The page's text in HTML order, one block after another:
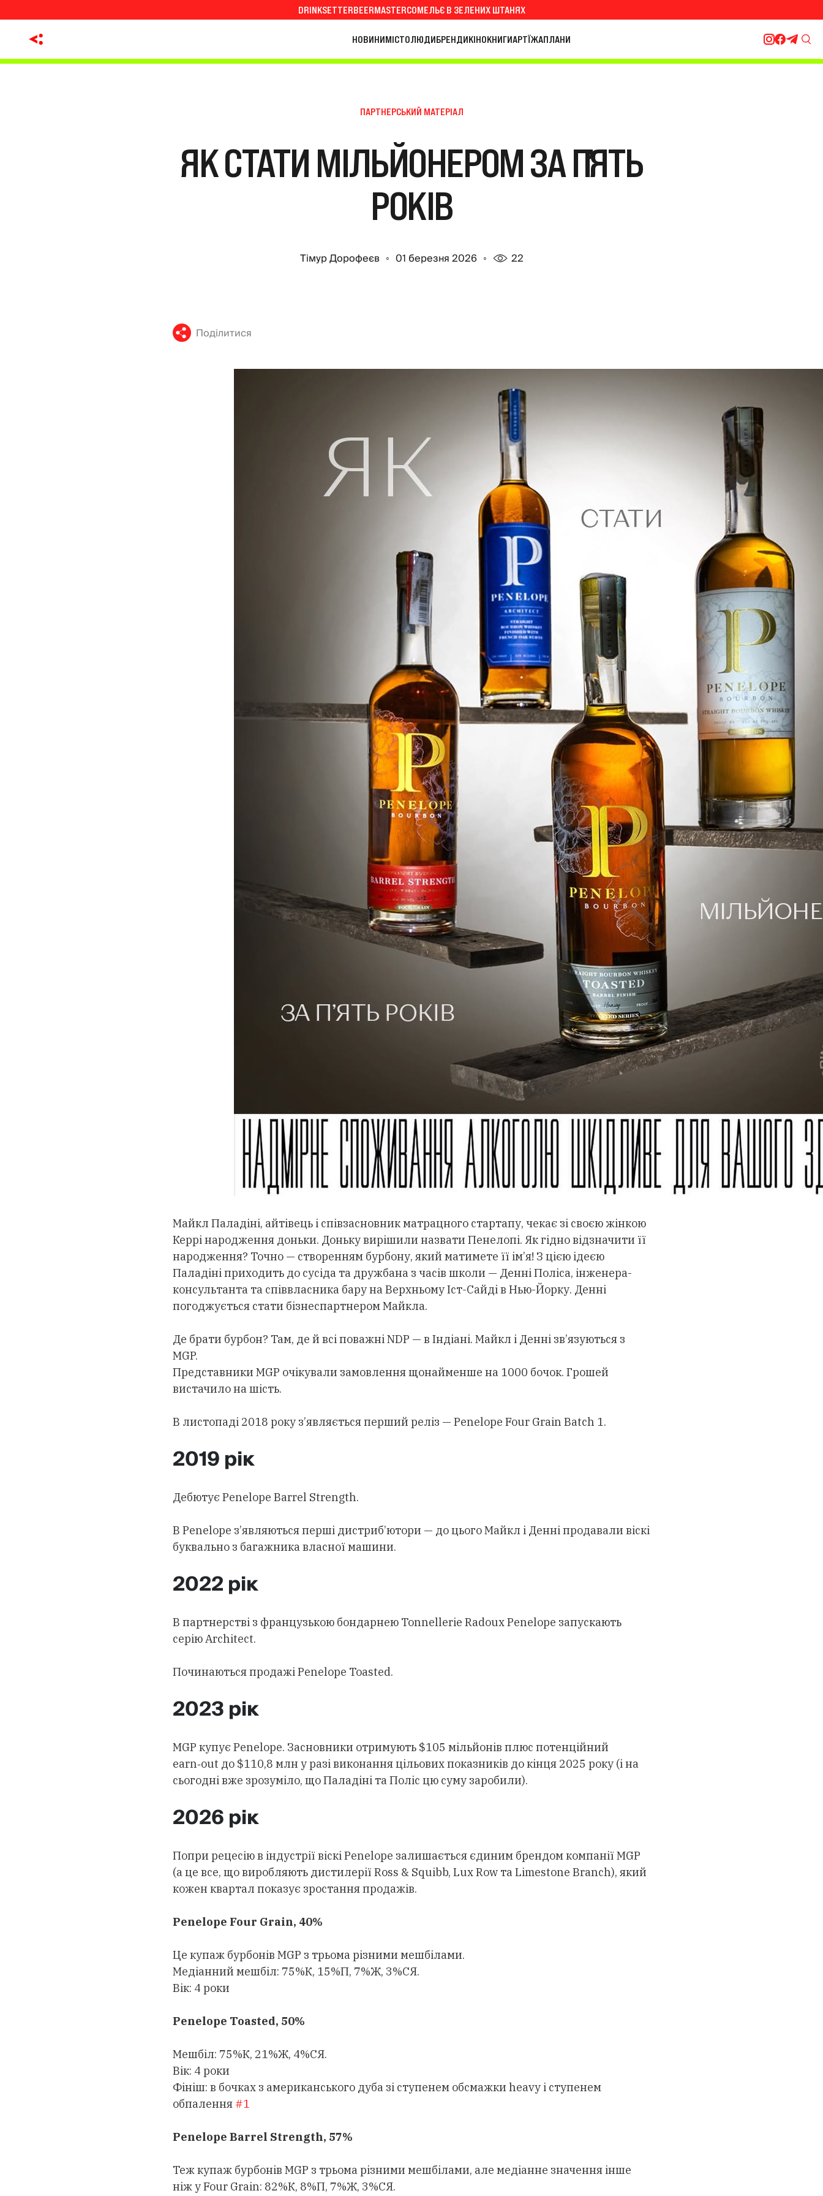
DRINKSETTERBEERMASTERСОМЕЛЬЄ В ЗЕЛЕНИХ ШТАНЯХ
НОВИНИМІСТОЛЮДИБРЕНДИКІНОКНИГИАРТЇЖАПЛАНИ
ПАРТНЕРСЬКИЙ МАТЕРІАЛ
ЯК СТАТИ МІЛЬЙОНЕРОМ ЗА ПʼЯТЬ
РОКІВ
Тімур Дорофеєв 01 березня 2026 22
Поділитися
Майкл Паладіні, айтівець і співзасновник матрацного стартапу, чекає зі своєю жінкою
Керрі народження доньки. Доньку вирішили назвати Пенелопі. Як гідно відзначити її
народження? Точно — створенням бурбону, який матимете її ім’я! З цією ідеєю
Паладіні приходить до сусіда та дружбана з часів школи — Денні Поліса, інженера-
консультанта та співвласника бару на Верхньому Іст-Сайді в Нью-Йорку. Денні
погоджується стати бізнеспартнером Майкла.
Де брати бурбон? Там, де й всі поважні NDP — в Індіані. Майкл і Денні зв’язуються з
MGP.
Представники MGP очікували замовлення щонайменше на 1000 бочок. Грошей
вистачило на шість.
В листопаді 2018 року з’являється перший реліз — Penelope Four Grain Batch 1.
2019 рік
Дебютує Penelope Barrel Strength.
В Penelope з’являються перші дистриб’ютори — до цього Майкл і Денні продавали віскі
буквально з багажника власної машини.
2022 рік
В партнерстві з французькою бондарнею Tonnellerie Radoux Penelope запускають
серію Architect.
Починаються продажі Penelope Toasted.
2023 рік
MGP купує Penelope. Засновники отримують $105 мільйонів плюс потенційний
earn‑out до $110,8 млн у разі виконання цільових показників до кінця 2025 року (і на
сьогодні вже зрозуміло, що Паладіні та Поліс цю суму заробили).
2026 рік
Попри рецесію в індустрії віскі Penelope залишається єдиним брендом компанії MGP
(а це все, що виробляють дистилерії Ross & Squibb, Lux Row та Limestone Branch), який
кожен квартал показує зростання продажів.
Penelope Four Grain, 40%
Це купаж бурбонів MGP з трьома різними мешбілами.
Медіанний мешбіл: 75%К, 15%П, 7%Ж, 3%СЯ.
Вік: 4 роки
Penelope Toasted, 50%
Мешбіл: 75%К, 21%Ж, 4%СЯ.
Вік: 4 роки
Фініш: в бочках з американського дуба зі ступенем обсмажки heavy і ступенем
обпалення #1
Penelope Barrel Strength, 57%
Теж купаж бурбонів MGP з трьома різними мешбілами, але медіанне значення інше
ніж у Four Grain: 82%К, 8%П, 7%Ж, 3%СЯ.